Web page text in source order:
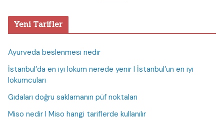
Yeni Tarifler
Ayurveda beslenmesi nedir
İstanbul’da en iyi lokum nerede yenir I İstanbul’un en iyi
lokumcuları
Gıdaları doğru saklamanın püf noktaları
Miso nedir I Miso hangi tariflerde kullanılır